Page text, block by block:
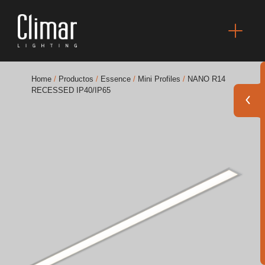
General [EN/FR]
Home / Productos / Essence / Mini Profiles / NANO R14
RECESSED IP40/IP65